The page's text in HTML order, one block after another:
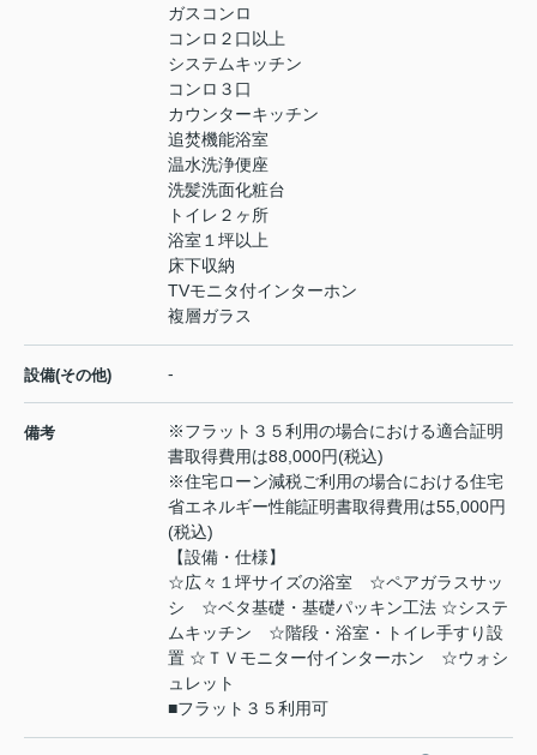
ガスコンロ
コンロ２口以上
システムキッチン
コンロ３口
カウンターキッチン
追焚機能浴室
温水洗浄便座
洗髪洗面化粧台
トイレ２ヶ所
浴室１坪以上
床下収納
TVモニタ付インターホン
複層ガラス
設備(その他) -
備考
※フラット３５利用の場合における適合証明
書取得費用は88,000円(税込)
※住宅ローン減税ご利用の場合における住宅
省エネルギー性能証明書取得費用は55,000円
(税込)
【設備・仕様】
☆広々１坪サイズの浴室 ☆ペアガラスサッ
シ ☆ベタ基礎・基礎パッキン工法 ☆システ
ムキッチン ☆階段・浴室・トイレ手すり設
置 ☆ＴＶモニター付インターホン ☆ウォシ
ュレット
■フラット３５利用可